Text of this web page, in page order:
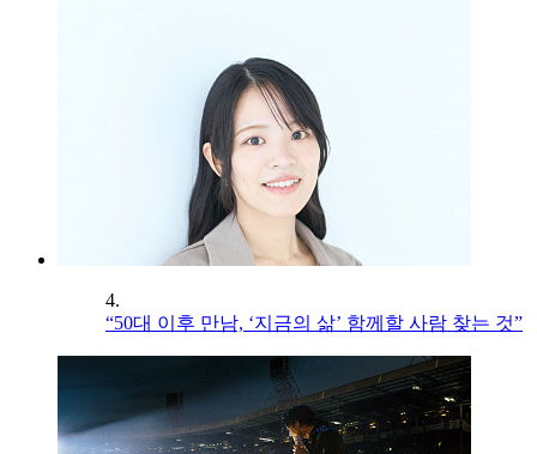
4.
“50대 이후 만남, ‘지금의 삶’ 함께할 사람 찾는 것”